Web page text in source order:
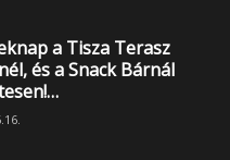
a Tisza Terasz
és a Snack Bárnál